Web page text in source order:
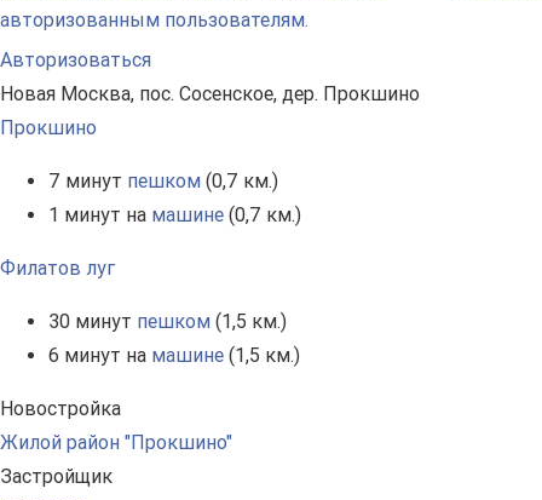
авторизованным пользователям.
Авторизоваться
Новая Москва, пос. Сосенское, дер. Прокшино
Прокшино
7 минут пешком (0,7 км.)
1 минут на машине (0,7 км.)
Филатов луг
30 минут пешком (1,5 км.)
6 минут на машине (1,5 км.)
Новостройка
Жилой район "Прокшино"
Застройщик